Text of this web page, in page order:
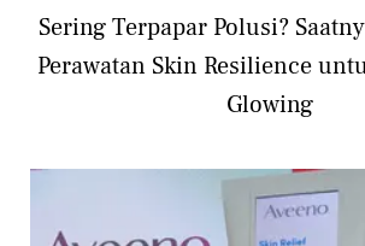
Sering Terpapar Polusi?
Perawatan Skin Resilience
Glowing